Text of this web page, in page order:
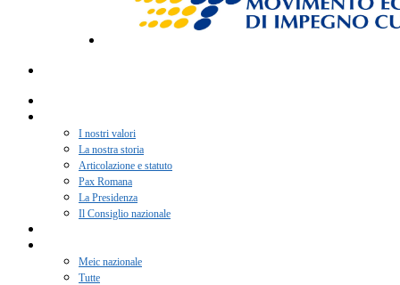
I nostri valori
La nostra storia
Articolazione e statuto
Pax Romana
La Presidenza
Il Consiglio nazionale
Meic nazionale
Tutte